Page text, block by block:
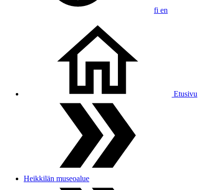
fi en
Etusivu
Heikkilän museoalue